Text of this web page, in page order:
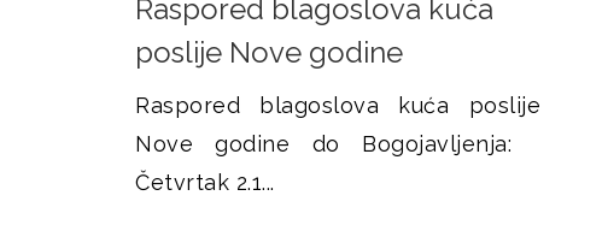
Raspored blagoslova kuća
poslije Nove godine
Raspored blagoslova kuća poslije
Nove godine do Bogojavljenja:
Četvrtak 2.1...